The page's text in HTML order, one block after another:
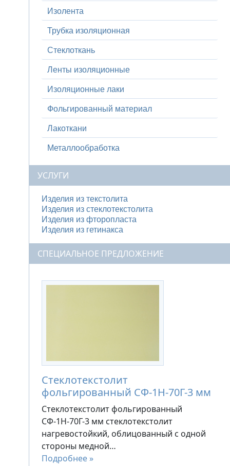
Изолента
Трубка изоляционная
Стеклоткань
Ленты изоляционные
Изоляционные лаки
Фольгированный материал
Лакоткани
Металлообработка
УСЛУГИ
Изделия из текстолита
Изделия из стеклотекстолита
Изделия из фторопласта
Изделия из гетинакса
СПЕЦИАЛЬНОЕ ПРЕДЛОЖЕНИЕ
Стеклотекстолит
фольгированный СФ-1Н-70Г-3 мм
Стеклотекстолит фольгированный
СФ-1Н-70Г-3 мм стеклотекстолит
нагревостойкий, облицованный с одной
стороны медной…
Подробнее »